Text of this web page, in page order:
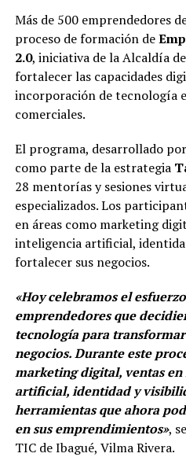
Más de 500 emprendedores
proceso de formación de
2.0, iniciativa de la Alcaldía
fortalecer las capacidades
incorporación de tecnología
comerciales.
El programa, desarrollado
como parte de la estrategia
28 mentorías y sesiones
especializados. Los
en áreas como marketing
inteligencia artificial,
fortalecer sus negocios.
«Hoy celebramos el
emprendedores que
tecnología para transformar
negocios. Durante este
marketing digital, ventas
artificial, identidad y
herramientas que ahora
en sus emprendimientos»,
TIC de Ibagué, Vilma Rivera.